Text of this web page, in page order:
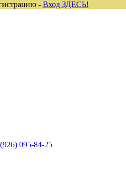
095-84-25
- Вход ЗДЕСЬ!